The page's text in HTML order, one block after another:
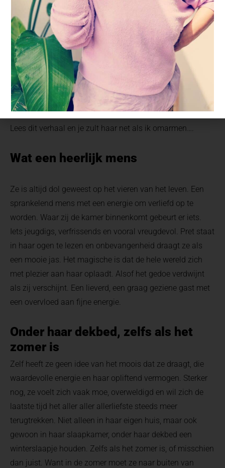
15 juli 2019
Ik wil dit verhaal over lila met je delen omdat zij aan mijn
hart gaat. Ze is voor mij een van onze dagelijkse helden.
Lees dit verhaal en je zult haar net als ik omarmen….
Wat een heerlijk mens
Ze is altijd dol geweest op het vieren van het leven. Een
sprankelend mens met een energie om verliefd op te
worden. Waar zij de kamer binnenkomt gebeurt er iets.
Iets jeugdigs, verfrissends en vooral vreugdevol. Pret staat
in haar ogen te lezen en onbevangenheid draagt ze als
een mooie jas. Het magische is dat de hele wereld zich
met plezier aan haar oplaadt. Alsof het gedoe verdwijnt
als zij verschijnt. Een lieverd, een graag geziene gast met
een overvloed aan fijne energie.
Onder haar dekbed, zelfs als het
zomer is
Zelf heeft ze geen idee van het moois dat ze draagt, die
waardevolle energie en haar opliftend vermogen. Sterker
nog, ze voelt zich vaak moe, overweldigd en wil zich de
laatste tijd het aller aller allerliefste steeds meer
terugtrekken. Niet alleen in haar eigen huis, maar ook
gewoon in haar slaapkamer, onder haar dekbed een
winterslaapje houden. Zelfs als het zomer is, of misschien
dan juist. Want in de zomer moet ze naar buiten van